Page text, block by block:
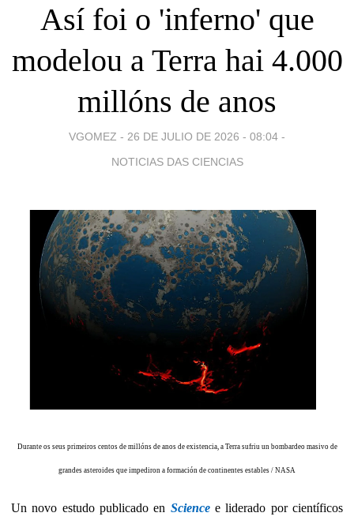
Así foi o 'inferno' que
modelou a Terra hai 4.000
millóns de anos
VGOMEZ - 26 DE JULIO DE 2026 - 08:04 -
NOTICIAS DAS CIENCIAS
Durante os seus primeiros centos de millóns de anos de existencia, a Terra sufriu un bombardeo masivo de
grandes asteroides que impediron a formación de continentes estables / NASA
Un novo estudo publicado en Sciencee liderado por científicos